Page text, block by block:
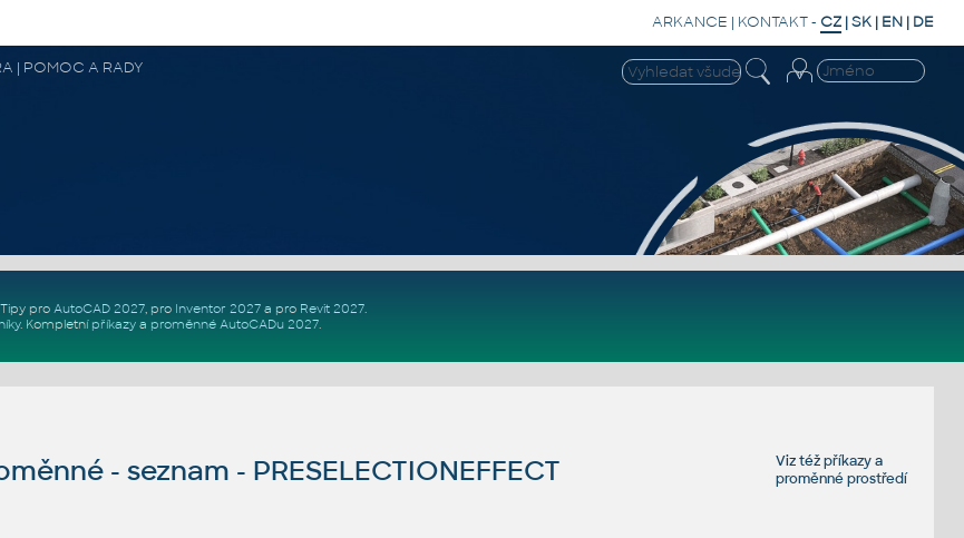
ARKANCE | KONTAKT- CZ |SK | EN | DE
| POMOC A RADY
pro AutoCAD 2027, pro Inventor 2027a pro Revit 2027.
. Kompletní příkazya proměnné AutoCADu 2027.
Viz téžpříkazya
proměnné prostředí
- seznam - PRESELECTIONEFFECT